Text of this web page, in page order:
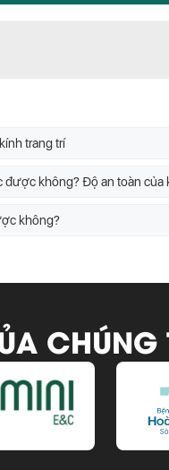
trang trí
không?
CHÚNG